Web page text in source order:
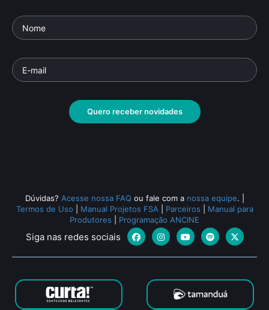
Quero receber novidades
Dúvidas? Acesse nossa FAQ ou fale com a nossa equipe.
Termos de Uso
Manual Projetos FSA Parceiros
Manual para
Produtores
Programação ANCINE
Siga nas redes sociais